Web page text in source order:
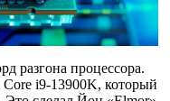
разгона процессора.
i9-13900K, который